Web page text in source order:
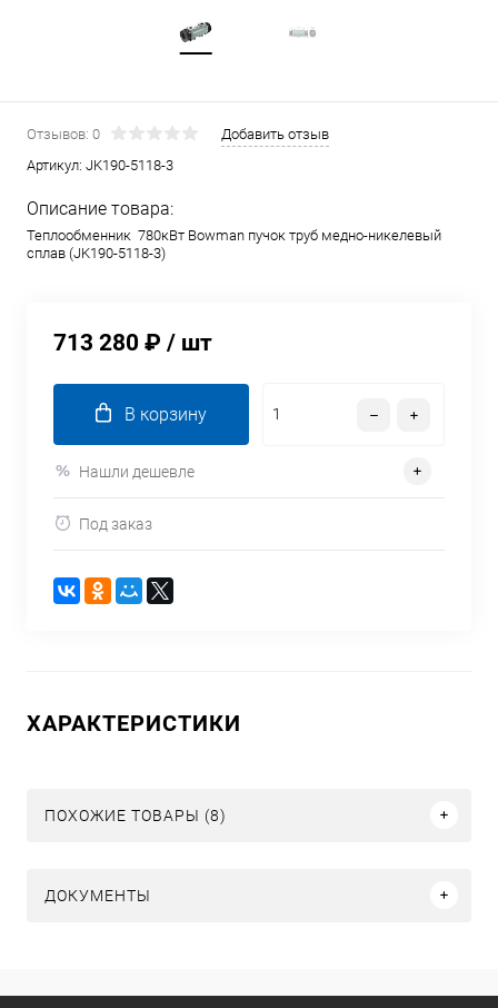
Отзывов: 0
Добавить отзыв
Артикул: JK190-5118-3
Описание товара:
Теплообменник 780кВт Bowman пучок труб медно-никелевый
сплав (JK190-5118-3)
713 280 ₽ / шт
В корзину
Нашли дешевле
Под заказ
ХАРАКТЕРИСТИКИ
ПОХОЖИЕ ТОВАРЫ (8)
ДОКУМЕНТЫ